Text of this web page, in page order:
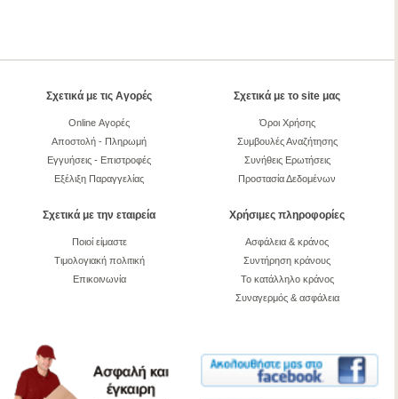
Σχετικά με τις Αγορές
Online Αγορές
Αποστολή - Πληρωμή
Εγγυήσεις - Επιστροφές
Εξέλιξη Παραγγελίας
Σχετικά με το site μας
Όροι Χρήσης
Συμβουλές Αναζήτησης
Συνήθεις Ερωτήσεις
Προστασία Δεδομένων
Σχετικά με την εταιρεία
Ποιοί είμαστε
Τιμολογιακή πολιτική
Επικοινωνία
Χρήσιμες πληροφορίες
Ασφάλεια & κράνος
Συντήρηση κράνους
Το κατάλληλο κράνος
Συναγερμός & ασφάλεια